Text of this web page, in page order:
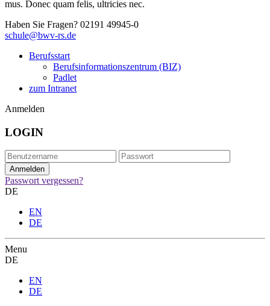
mus. Donec quam felis, ultricies nec.
Haben Sie Fragen? 02191 49945-0
schule@bwv-rs.de
Berufsstart
Berufsinformationszentrum (BIZ)
Padlet
zum Intranet
Anmelden
LOGIN
Passwort vergessen?
DE
EN
DE
Menu
DE
EN
DE